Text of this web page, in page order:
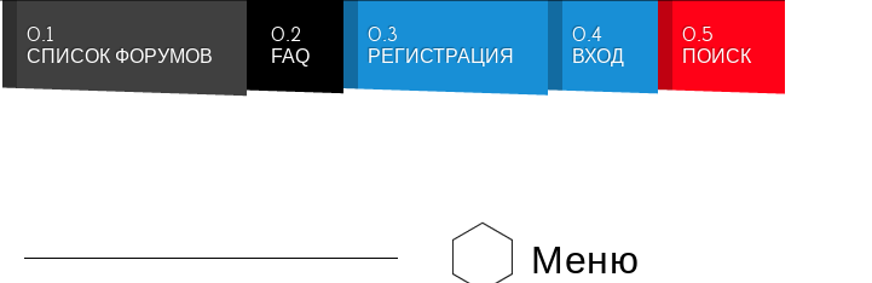
0.1
СПИСОК ФОРУМОВ
0.2
FAQ
0.3
РЕГИСТРАЦИЯ
0.4
ВХОД
0.5
ПОИСК
Меню